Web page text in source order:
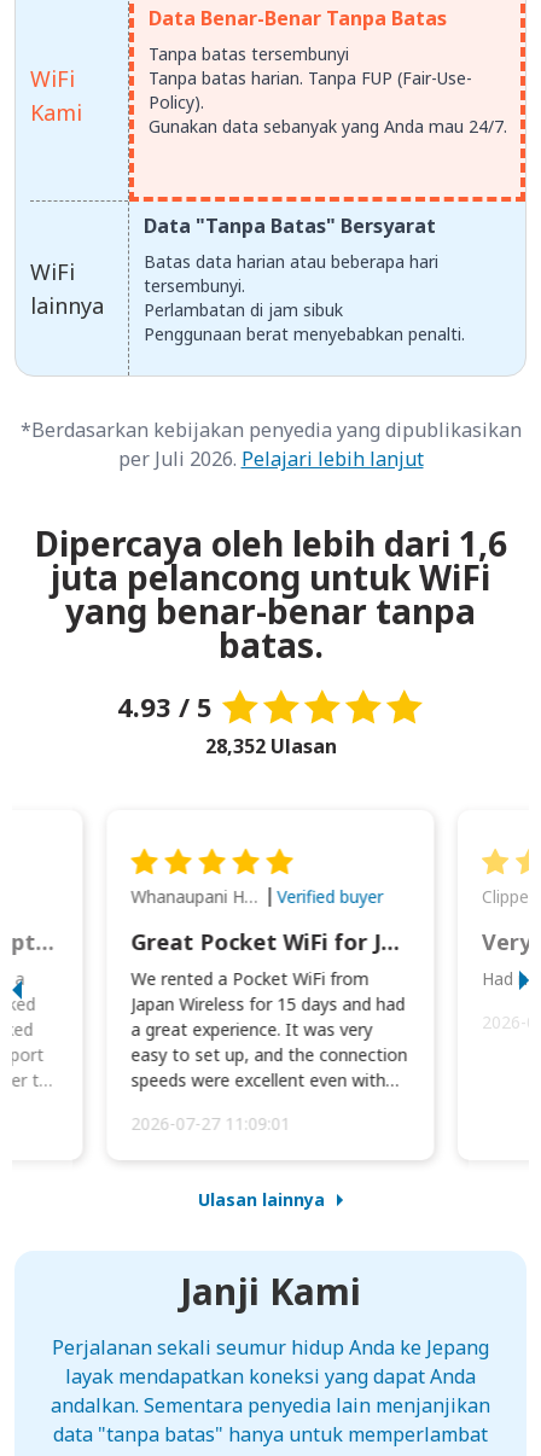
WiFi
Kami
WiFi
lainnya
Data Benar-Benar Tanpa Batas
Tanpa batas tersembunyi
Tanpa batas harian. Tanpa FUP (Fair-Use-
Policy).
Gunakan data sebanyak yang Anda mau 24/7.
Data "Tanpa Batas" Bersyarat
Batas data harian atau beberapa hari
tersembunyi.
Perlambatan di jam sibuk
Penggunaan berat menyebabkan penalti.
*Berdasarkan kebijakan penyedia yang dipublikasikan
per Juli 2026. Pelajari lebih lanjut
Dipercaya oleh lebih dari 1,6
juta pelancong untuk WiFi
yang benar-benar tanpa
batas.
4.93 / 5
28,352 Ulasan
This was wonderful option to a family of four. Everything worked smoothly.
a
to
Whanaupani Henry Joseph Macown Verified buyer
Great Pocket WiFi for Japan Travel
We rented a Pocket WiFi from
Japan Wireless for 15 days and had
a great experience. It was very
easy to set up, and the connection
speeds were excellent even with
2026-07-27 11:09:01
Very
Had
2026-
Ulasan lainnya
Janji Kami
Perjalanan sekali seumur hidup Anda ke Jepang
layak mendapatkan koneksi yang dapat Anda
andalkan. Sementara penyedia lain menjanjikan
data "tanpa batas" hanya untuk memperlambat